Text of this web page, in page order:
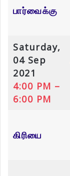
பார்வைக்கு
Saturday,
04 Sep
2021
4:00 PM –
6:00 PM
கிரியை